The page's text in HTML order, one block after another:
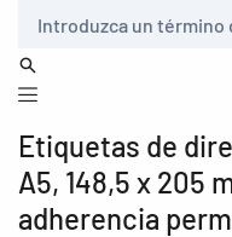
Etiquetas de
A5, 148,5 x 205
adherencia